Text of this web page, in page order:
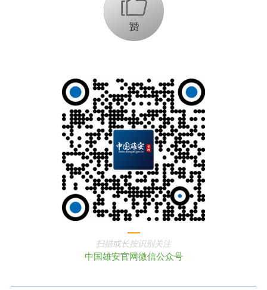
扫描或长按识别关注
中国雄安官网微信公众号